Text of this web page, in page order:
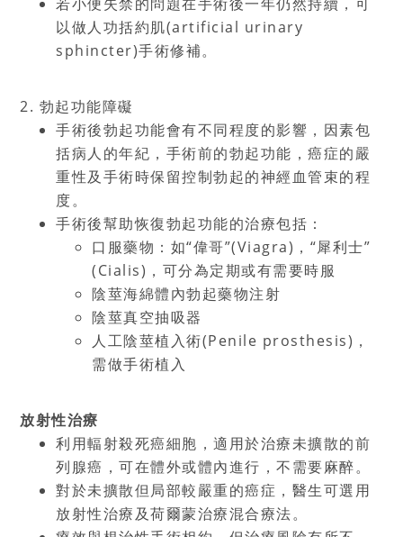
以做人功括約肌(artificial urinary
sphincter)手術修補。
2. 勃起功能障礙
手術後勃起功能會有不同程度的影響，因素包
括病人的年紀，手術前的勃起功能，癌症的嚴
重性及手術時保留控制勃起的神經血管束的程
度。
手術後幫助恢復勃起功能的治療包括：
口服藥物：如“偉哥”(Viagra) ， “犀利士”
(Cialis) ，可分為定期或有需要時服
陰莖海綿體內勃起藥物注射
陰莖真空抽吸器
人工陰莖植入術(Penile prosthesis) ，
需做手術植入
放射性治療
利用輻射殺死癌細胞，適用於治療未擴散的前
列腺癌，可在體外或體內進行，不需要麻醉。
對於未擴散但局部較嚴重的癌症，醫生可選用
放射性治療及荷爾蒙治療混合療法。